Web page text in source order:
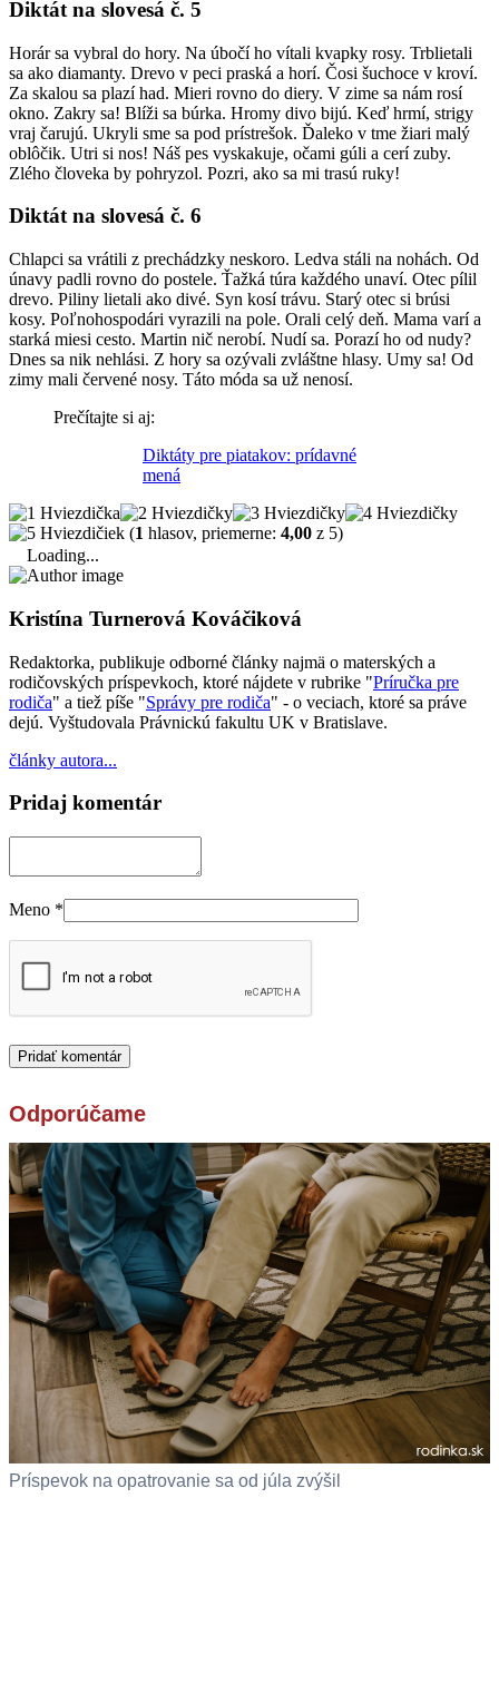
Diktát na slovesá č. 5
Horár sa vybral do hory. Na úbočí ho vítali kvapky rosy. Trblietali
sa ako diamanty. Drevo v peci praská a horí. Čosi šuchoce v kroví.
Za skalou sa plazí had. Mieri rovno do diery. V zime sa nám rosí
okno. Zakry sa! Blíži sa búrka. Hromy divo bijú. Keď hrmí, strigy
vraj čarujú. Ukryli sme sa pod prístrešok. Ďaleko v tme žiari malý
oblôčik. Utri si nos! Náš pes vyskakuje, očami gúli a cerí zuby.
Zlého človeka by pohryzol. Pozri, ako sa mi trasú ruky!
Diktát na slovesá č. 6
Chlapci sa vrátili z prechádzky neskoro. Ledva stáli na nohách. Od
únavy padli rovno do postele. Ťažká túra každého unaví. Otec pílil
drevo. Piliny lietali ako divé. Syn kosí trávu. Starý otec si brúsi
kosy. Poľnohospodári vyrazili na pole. Orali celý deň. Mama varí a
starká miesi cesto. Martin nič nerobí. Nudí sa. Porazí ho od nudy?
Dnes sa nik nehlási. Z hory sa ozývali zvláštne hlasy. Umy sa! Od
zimy mali červené nosy. Táto móda sa už nenosí.
Prečítajte si aj:
Diktáty pre piatakov: prídavné
mená
(1 hlasov, priemerne: 4,00 z 5)
Loading...
Kristína Turnerová Kováčiková
Redaktorka, publikuje odborné články najmä o materských a
rodičovských príspevkoch, ktoré nájdete v rubrike "Príručka pre
rodiča" a tiež píše "Správy pre rodiča" - o veciach, ktoré sa práve
dejú. Vyštudovala Právnickú fakultu UK v Bratislave.
články autora...
Pridaj komentár
Meno *
Odporúčame
Príspevok na opatrovanie sa od júla zvýšil